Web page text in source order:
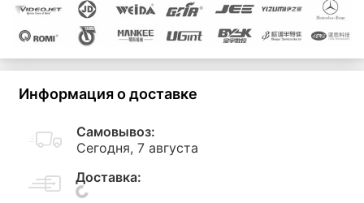
Информация о доставке
Самовывоз:
Сегодня, 7 августа
Доставка: